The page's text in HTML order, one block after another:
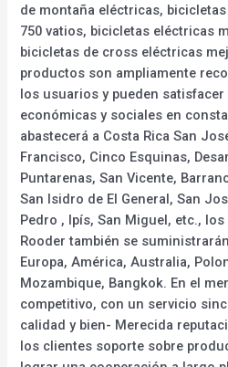
de montaña eléctricas,
750 vatios, bicicletas eléctricas
bicicletas de cross eléctricas
productos son ampliamente
los usuarios y pueden
económicas y sociales en
abastecerá a Costa Rica San
Francisco, Cinco Esquinas,
Puntarenas, San Vicente,
San Isidro de El General, San
Pedro , Ipís, San Miguel, etc.,
Rooder también se
Europa, América, Australia,
Mozambique, Bangkok. En el
competitivo, con un servicio
calidad y bien- Merecida
los clientes soporte sobre